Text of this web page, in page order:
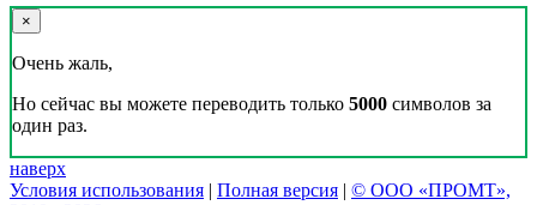
×
Очень жаль,
Но сейчас вы можете переводить только 5000 символов за
один раз.
наверх
Условия использования | Полная версия | © ООО «ПРОМТ»,